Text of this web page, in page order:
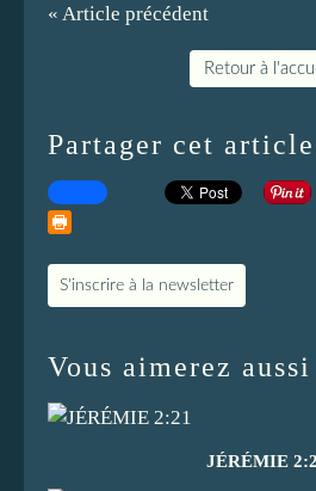
« Article précédent
Retour à
Partager cet article
S'inscrire à la newsletter
Vous aimerez aussi
JÉRÉMIE